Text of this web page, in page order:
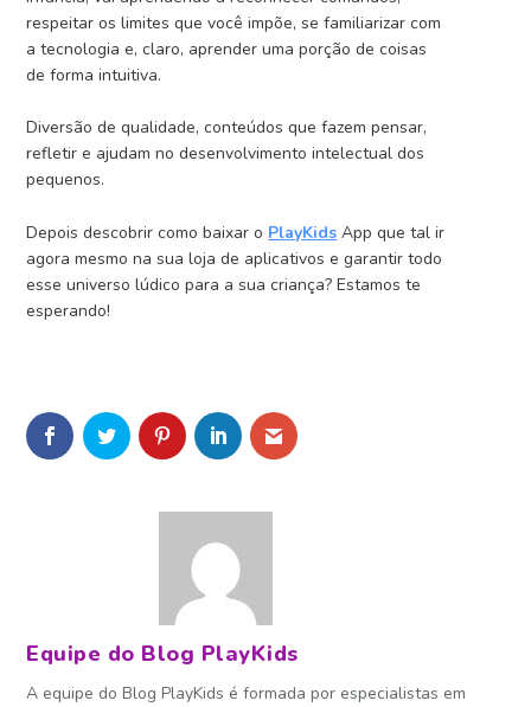
respeitar os limites que você impõe, se familiarizar com
a tecnologia e, claro, aprender uma porção de coisas
de forma intuitiva.
Diversão de qualidade, conteúdos que fazem pensar,
refletir e ajudam no desenvolvimento intelectual dos
pequenos.
Depois descobrir comobaixar o PlayKids App que tal ir
agora mesmo na sua loja de aplicativos e garantir todo
esse universo lúdico para a sua criança? Estamos te
esperando!
Equipe do Blog PlayKids
A equipe do Blog PlayKids é formada por especialistas em